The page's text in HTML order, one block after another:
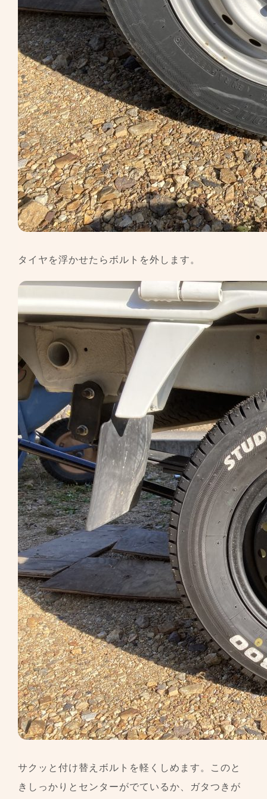
タイヤを浮かせたらボルトを外します。
サクッと付け替えボルトを軽くしめます。このと
きしっかりとセンターがでているか、ガタつきが